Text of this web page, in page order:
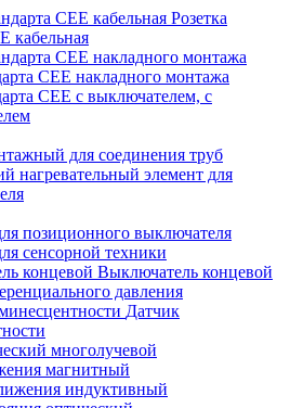
Розетка
кабельная
СЕЕ накладного монтажа
СЕЕ с выключателем, с
для соединения труб
нагревательный элемент для
позиционного выключателя
сенсорной техники
Выключатель концевой
давления
Датчик
многолучевой
магнитный
индуктивный